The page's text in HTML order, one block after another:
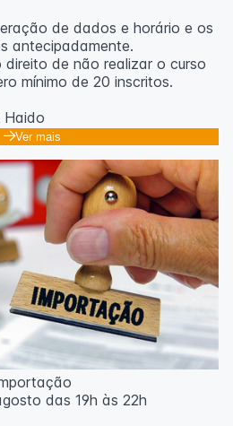
de dados e horário e os
​​antecipadamente.
direito de não realizar o curso
mínimo de 20 inscritos.
Haido
Ver mais
das 19h às 22h